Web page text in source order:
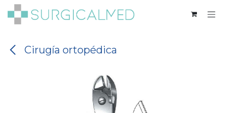
Ir al contenido
Cirugía ortopédica